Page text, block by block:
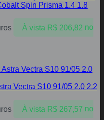
Spin Prisma 1.4 1.8
À vista R$206,82 no
Vectra S10 91/05 2.0 2.2
À vista R$267,57 no